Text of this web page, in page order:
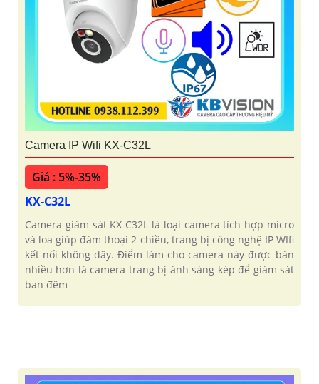
Camera IP Wifi KX-C32L
Giá : 5%-35%
KX-C32L
Camera giám sát KX-C32L là loại camera tích hợp micro
và loa giúp đàm thoại 2 chiều, trang bị công nghệ IP WIfi
kết nối không dây. Điểm làm cho camera này được bán
nhiều hơn là camera trang bị ánh sáng kép để giám sát
ban đêm